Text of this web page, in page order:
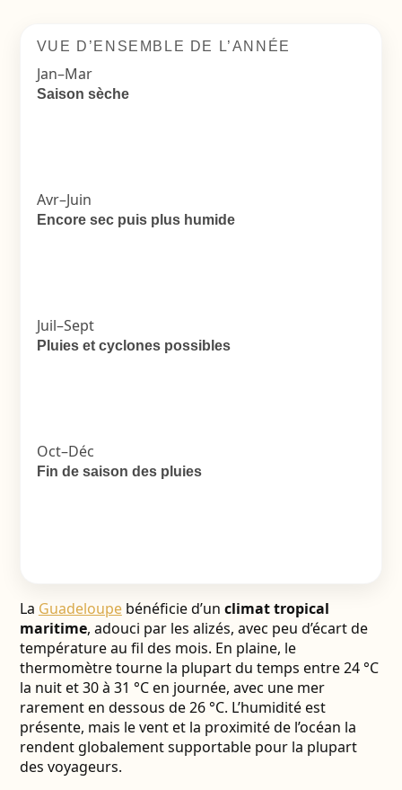
VUE D’ENSEMBLE DE L’ANNÉE
Jan–Mar
Saison sèche
Avr–Juin
Encore sec puis plus humide
Juil–Sept
Pluies et cyclones possibles
Oct–Déc
Fin de saison des pluies
La Guadeloupebénéficie d’un climat tropical
maritime, adouci par les alizés, avec peu d’écart de
température au fil des mois. En plaine, le
thermomètre tourne la plupart du temps entre 24 °C
la nuit et 30 à 31 °C en journée, avec une mer
rarement en dessous de 26 °C. L’humidité est
présente, mais le vent et la proximité de l’océan la
rendent globalement supportable pour la plupart
des voyageurs.